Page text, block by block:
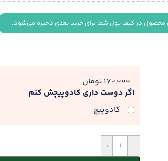
محصول در کیف پول شما برای خرید بعدی ذخیره می‌شود.
اگر دوست داری کادوپیچش کنم
کادوپیچ
170,000 تومان
-
+